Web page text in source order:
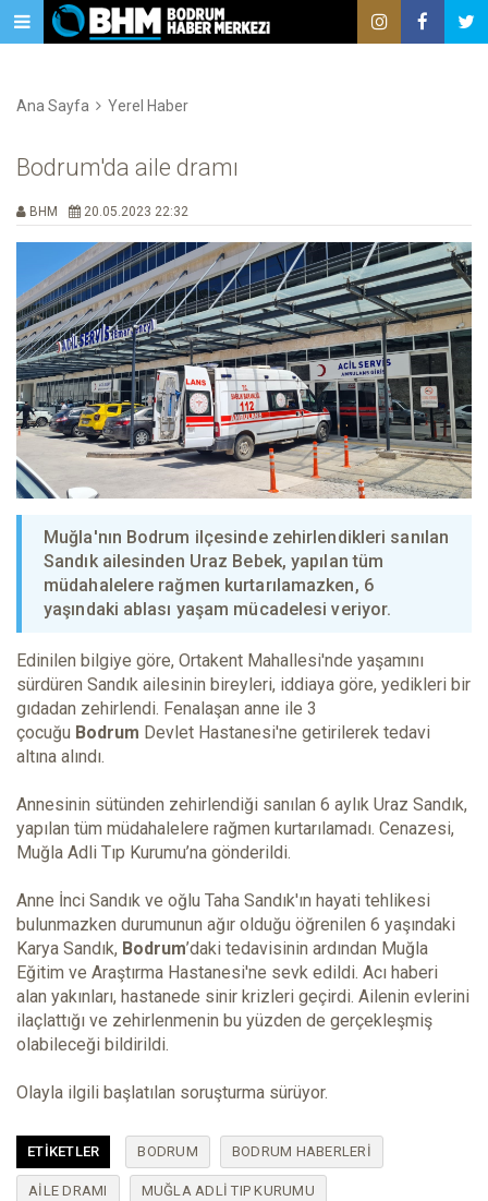
Ana Sayfa Yerel Haber
Bodrum'da aile dramı
BHM 20.05.2023 22:32
Muğla'nın Bodrum ilçesinde zehirlendikleri sanılan
Sandık ailesinden Uraz Bebek, yapılan tüm
müdahalelere rağmen kurtarılamazken, 6
yaşındaki ablası yaşam mücadelesi veriyor.
Edinilen bilgiye göre, Ortakent Mahallesi'nde yaşamını
sürdüren Sandık ailesinin bireyleri, iddiaya göre, yedikleri bir
gıdadan zehirlendi. Fenalaşan anne ile 3
çocuğu Bodrum Devlet Hastanesi'ne getirilerek tedavi
altına alındı.
Annesinin sütünden zehirlendiği sanılan 6 aylık Uraz Sandık,
yapılan tüm müdahalelere rağmen kurtarılamadı. Cenazesi,
Muğla Adli Tıp Kurumu’na gönderildi.
Anne İnci Sandık ve oğlu Taha Sandık'ın hayati tehlikesi
bulunmazken durumunun ağır olduğu öğrenilen 6 yaşındaki
Karya Sandık, Bodrum’daki tedavisinin ardından Muğla
Eğitim ve Araştırma Hastanesi'ne sevk edildi. Acı haberi
alan yakınları, hastanede sinir krizleri geçirdi. Ailenin evlerini
ilaçlattığı ve zehirlenmenin bu yüzden de gerçekleşmiş
olabileceği bildirildi.
Olayla ilgili başlatılan soruşturma sürüyor.
ETIKETLER BODRUM BODRUM HABERLERI
AILE DRAMI MUĞLA ADLI TIP KURUMU